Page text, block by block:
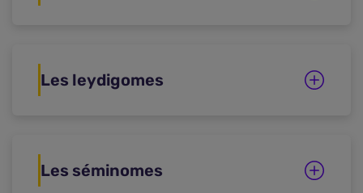
Les leydigomes
Les séminomes